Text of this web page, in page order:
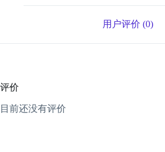
用户评价 (0)
评价
目前还没有评价